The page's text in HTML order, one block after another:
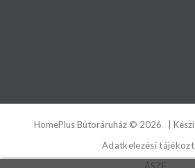
HomePlus Bútoráruház © 2026 |
Adatkelezési